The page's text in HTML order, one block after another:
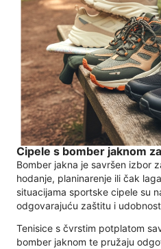
Cipele s bomber jaknom
Bomber jakna je savršen izbor
hodanje, planinarenje ili čak
situacijama sportske cipele su
odgovarajuću zaštitu i
Tenisice s čvrstim potplatom
bomber jaknom te pružaju